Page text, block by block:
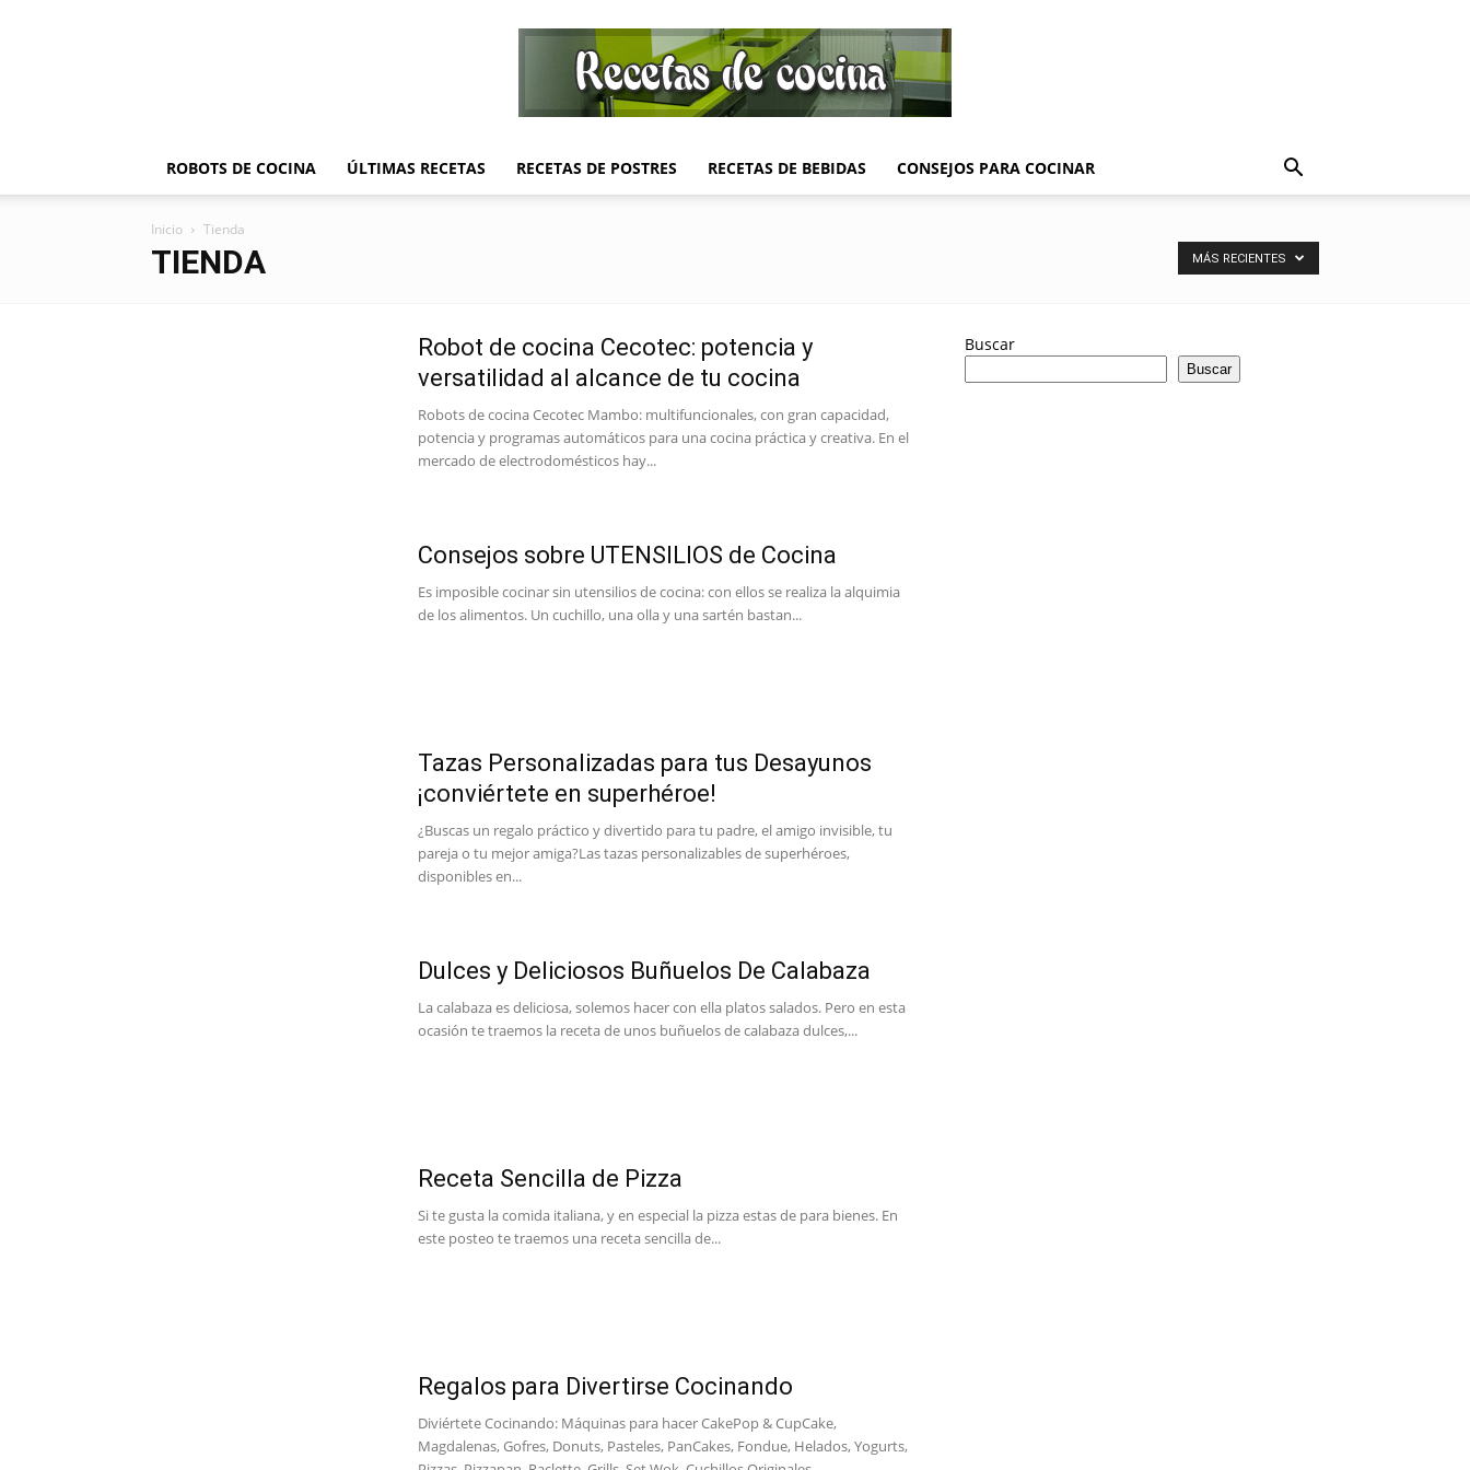
Gratis
|
Cocina
Recetas
ROBOTS DE COCINA ÚLTIMAS RECETAS RECETAS DE POSTRES RECETAS DE BEBIDAS CONSEJOS PARA COCINAR
Inicio Tienda
TIENDA MÁS RECIENTES
Robot de cocina Cecotec: potencia y
versatilidad al alcance de tu cocina
Robots de cocina Cecotec Mambo: multifuncionales, con gran capacidad,
potencia y programas automáticos para una cocina práctica y creativa. En el
mercado de electrodomésticos hay...
Consejos sobre UTENSILIOS de Cocina
Es imposible cocinar sin utensilios de cocina: con ellos se realiza la alquimia
de los alimentos. Un cuchillo, una olla y una sartén bastan...
Tazas Personalizadas para tus Desayunos
¡conviértete en superhéroe!
¿Buscas un regalo práctico y divertido para tu padre, el amigo invisible, tu
pareja o tu mejor amiga?Las tazas personalizables de superhéroes,
disponibles en...
Dulces y Deliciosos Buñuelos De Calabaza
La calabaza es deliciosa, solemos hacer con ella platos salados. Pero en esta
ocasión te traemos la receta de unos buñuelos de calabaza dulces,...
Receta Sencilla de Pizza
Si te gusta la comida italiana, y en especial la pizza estas de para bienes. En
este posteo te traemos una receta sencilla de...
Regalos para Divertirse Cocinando
Diviértete Cocinando: Máquinas para hacer CakePop & CupCake,
Magdalenas, Gofres, Donuts, Pasteles, PanCakes, Fondue, Helados, Yogurts,
Buscar
Buscar